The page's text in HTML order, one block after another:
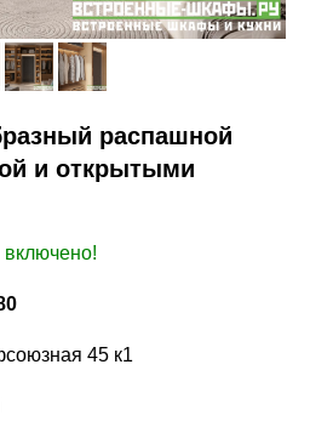
распашной
и открытыми
включено!
45 к1